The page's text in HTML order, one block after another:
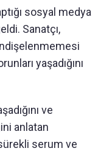
sosyal medya
Sanatçı,
yaşadığını
ve
anlatan
serum ve